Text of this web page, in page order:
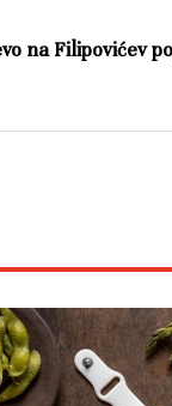
na Filipovićev